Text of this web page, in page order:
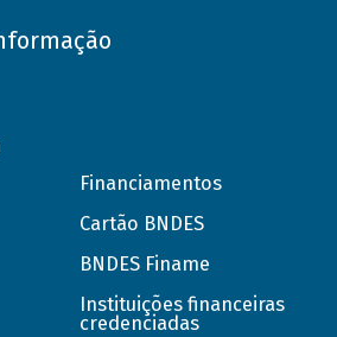
Financiamentos
Cartão BNDES
BNDES Finame
Instituições financeiras
credenciadas